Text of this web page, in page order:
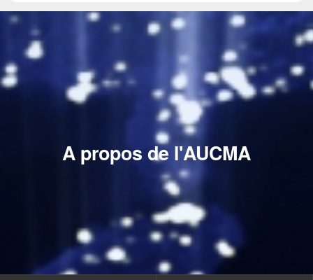
A propos de l'AUCMA